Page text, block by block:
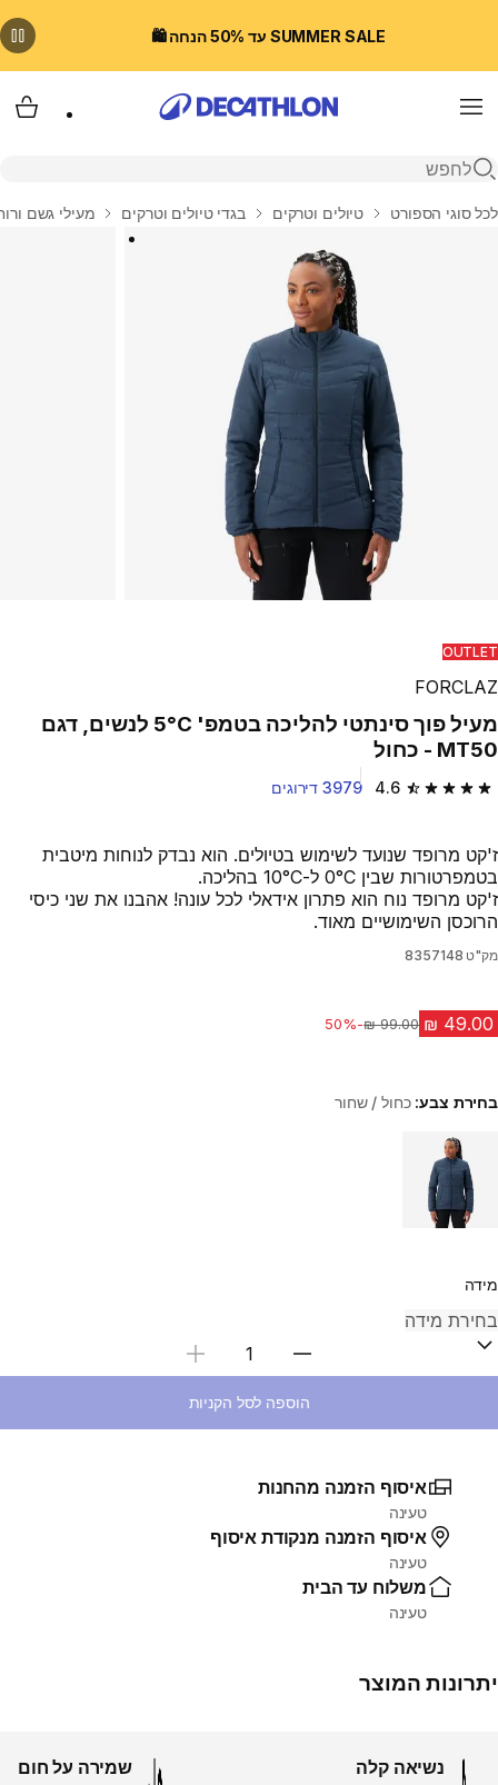
SUMMER SALE עד 50% הנחה 🛍️
Menu
פתיחת חיפוש
בית
לכל סוגי הספורט טיולים וטרקים בגדי טיולים וטרקים מעילי גשם
OUTLET
FORCLAZ
מעיל פוך סינתטי להליכה בטמפ' 5°C לנשים, דגם
MT50 - כחול
4.6 4.6 out of 5 stars from 3979 reviews 3979 דירוגים
ז'קט מרופד שנועד לשימוש בטיולים. הוא נבדק לנוחות מיטבית
בטמפרטורות שבין ‎0°C ל-‎10°C בהליכה.
ז'קט מרופד נוח הוא פתרון אידאלי לכל עונה! אהבנו את שני כיסי
הרוכסן השימושיים מאוד.
מק"ט 8357148
מחיר לפני הנחה
-50%
בחירת צבע:כחול / שחור
Choose a variant
מידה
בחירת כמות
הוספה לסל הקניות
איסוף הזמנה מהחנות
טעינה
איסוף הזמנה מנקודת איסוף
טעינה
משלוח עד הבית
טעינה
יתרונות המוצר
נשיאה קלה שמירה על חום